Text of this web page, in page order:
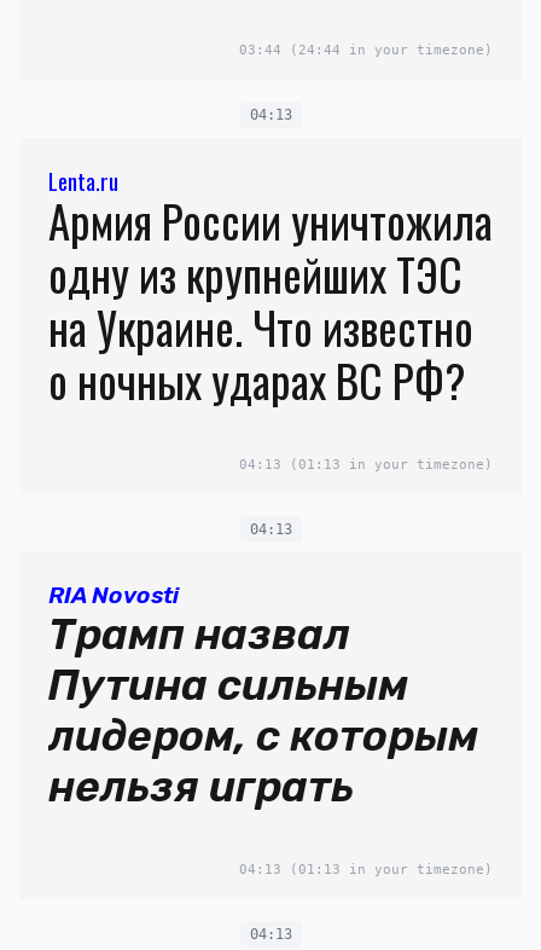
03:44 (24:44 in your timezone)
04:13
Lenta.ru
Армия России уничтожила
одну из крупнейших ТЭС
на Украине. Что известно
о ночных ударах ВС РФ?
04:13 (01:13 in your timezone)
04:13
RIA Novosti
Трамп назвал
Путина сильным
лидером, с которым
нельзя играть
04:13 (01:13 in your timezone)
04:13